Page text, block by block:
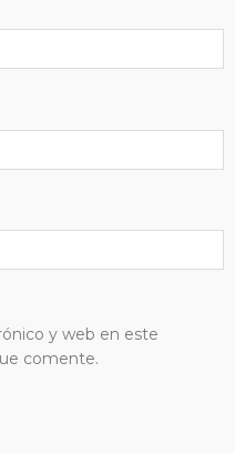
y web en este
comente.